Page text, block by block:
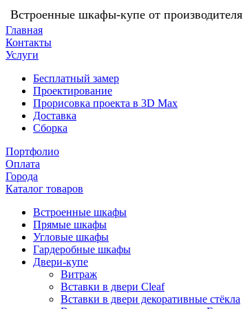
Встроенные шкафы-купе от производителя
Главная
Контакты
Услуги
Бесплатный замер
Проектирование
Прорисовка проекта в 3D Max
Доставка
Сборка
Портфолио
Оплата
Города
Каталог товаров
Встроенные шкафы
Прямые шкафы
Угловые шкафы
Гардеробные шкафы
Двери-купе
Витраж
Вставки в двери Cleaf
Вставки в двери декоративные стёкла